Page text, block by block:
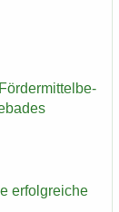
er­folg­rei­che